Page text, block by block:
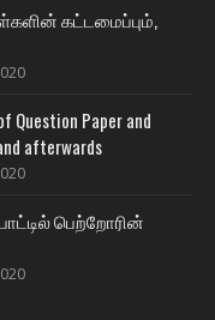
கட்டமைப்பும்,
Question Paper and
afterwards
பெற்றோரின்